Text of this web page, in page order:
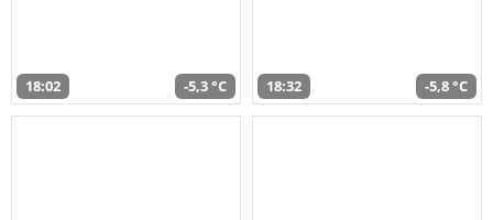
18:02 -5,3 °C 18:32 -5,8 °C